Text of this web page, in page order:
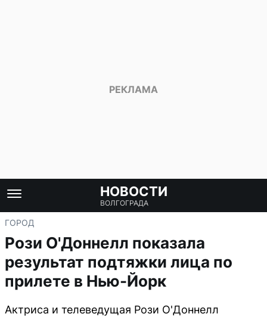
НОВОСТИ
ВОЛГОГРАДА
ГОРОД
Рози О'Доннелл показала
результат подтяжки лица по
прилете в Нью-Йорк
Актриса и телеведущая Рози О'Доннелл